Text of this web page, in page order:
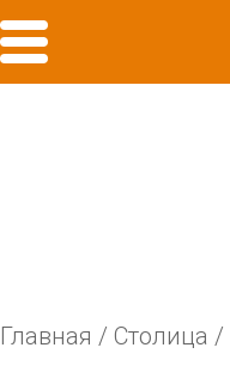
Главная / Столица /